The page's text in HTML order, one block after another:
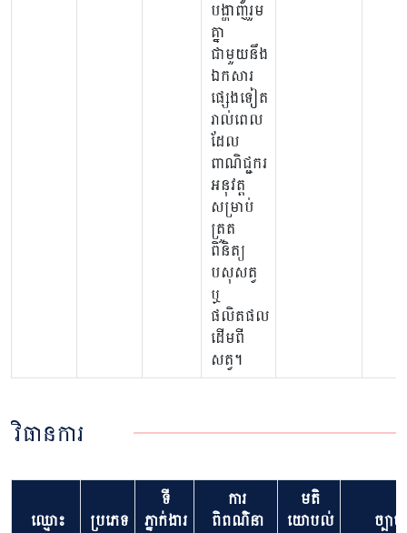
បង្ហាញរួម
គ្នា
ជាមួយនឹង
ឯកសារ
ផ្សេងទៀត
រាល់ពេល
ដែល
ពាណិជ្ជករ
អនុវត្ត
សម្រាប់
ត្រួត
ពិនិត្យ
បសុសត្វ
ឬ
ផលិតផល
ដើមពី
សត្វ។
វិធានការ
ឈ្មោះ ប្រភេទ
ទី
ភ្នាក់ងារ
ការ
ពិពណ៌នា
មតិ
យោបល់
ច្បាប់